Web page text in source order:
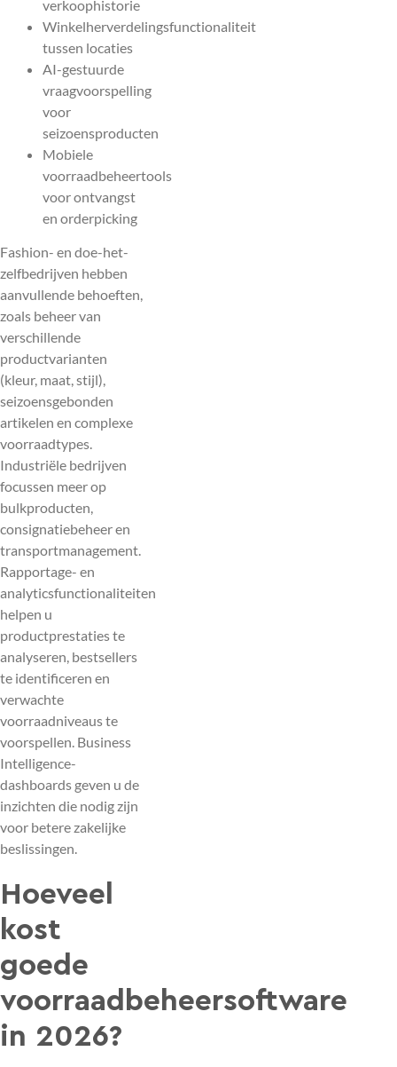
verkoophistorie
Winkelherverdelingsfunctionaliteit
tussen locaties
AI-gestuurde
vraagvoorspelling
voor
seizoensproducten
Mobiele
voorraadbeheertools
voor ontvangst
en orderpicking
Fashion- en doe-het-
zelfbedrijven hebben
aanvullende behoeften,
zoals beheer van
verschillende
productvarianten
(kleur, maat, stijl),
seizoensgebonden
artikelen en complexe
voorraadtypes.
Industriële bedrijven
focussen meer op
bulkproducten,
consignatiebeheer en
transportmanagement.
Rapportage- en
analyticsfunctionaliteiten
helpen u
productprestaties te
analyseren, bestsellers
te identificeren en
verwachte
voorraadniveaus te
voorspellen. Business
Intelligence-
dashboards geven u de
inzichten die nodig zijn
voor betere zakelijke
beslissingen.
Hoeveel
kost
goede
voorraadbeheersoftware
in 2026?